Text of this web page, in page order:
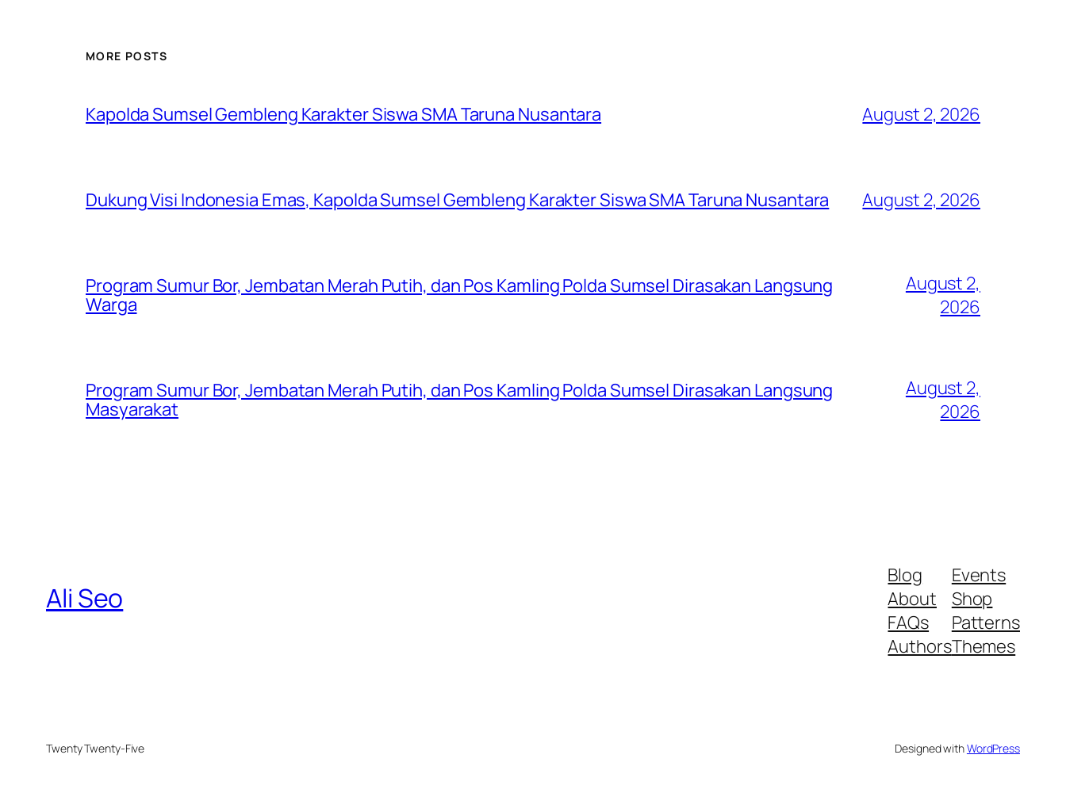
MORE POSTS
Kapolda Sumsel Gembleng Karakter Siswa SMA Taruna Nusantara August 2, 2026
Dukung Visi Indonesia Emas, Kapolda Sumsel Gembleng Karakter Siswa SMA Taruna Nusantara August 2, 2026
Program Sumur Bor, Jembatan Merah Putih, dan Pos Kamling Polda Sumsel Dirasakan Langsung
Warga
August 2,
2026
Program Sumur Bor, Jembatan Merah Putih, dan Pos Kamling Polda Sumsel Dirasakan Langsung
Masyarakat
August 2,
2026
Ali Seo
Blog
About
FAQs
Authors
Events
Shop
Patterns
Themes
Twenty Twenty-Five Designed withWordPress